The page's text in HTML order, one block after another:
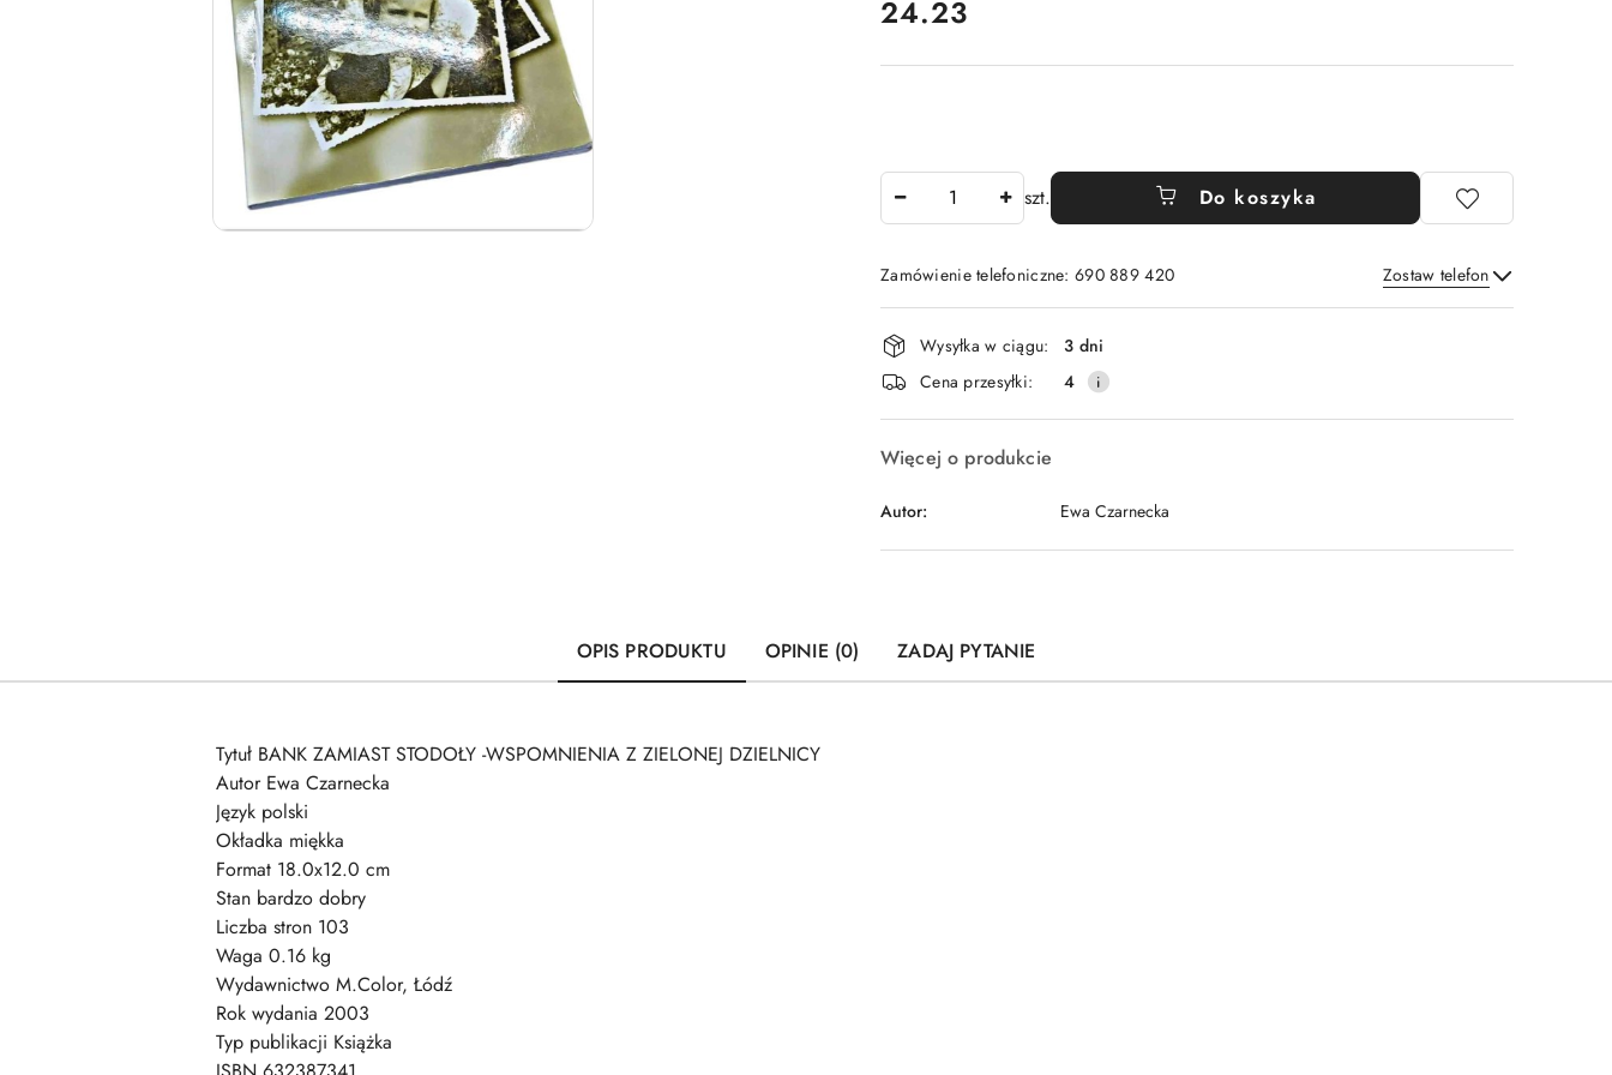
cena:
24.23
szt. Do koszyka
Zamówienie telefoniczne: 690 889 420 Zostaw telefon
Wyślij
Dostępność
i
dostawa
Wysyłka w ciągu:
3 dni
Cena przesyłki:
4
Więcej o produkcie
Autor: Ewa Czarnecka
OPIS PRODUKTU OPINIE (0) ZADAJ PYTANIE
Tytuł BANK ZAMIAST STODOŁY -WSPOMNIENIA Z ZIELONEJ DZIELNICY
Autor Ewa Czarnecka
Język polski
Okładka miękka
Format 18.0x12.0 cm
Stan bardzo dobry
Liczba stron 103
Waga 0.16 kg
Wydawnictwo M.Color, Łódź
Rok wydania 2003
Typ publikacji Książka